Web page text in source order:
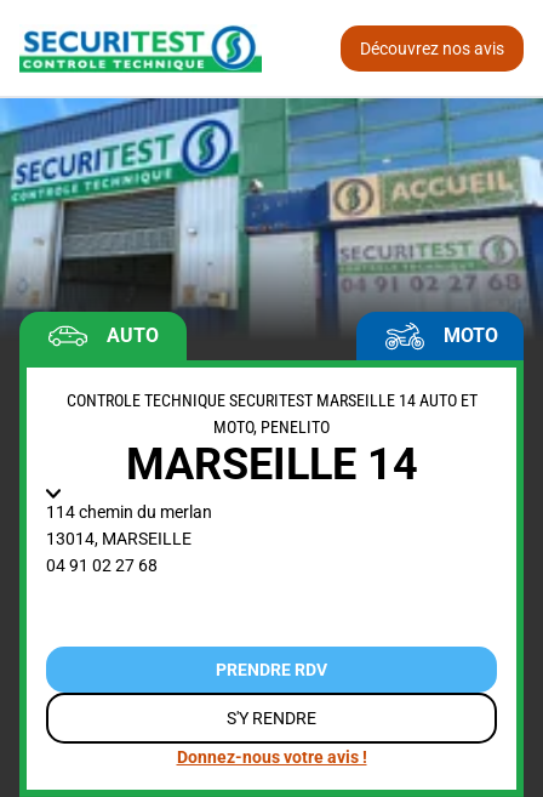
Découvrez nos avis
AUTO MOTO
CONTROLE TECHNIQUE SECURITEST MARSEILLE 14 AUTO ET
MOTO, PENELITO
MARSEILLE 14
114 chemin du merlan
13014, MARSEILLE
04 91 02 27 68
PRENDRE RDV
S'Y RENDRE
Donnez-nous votre avis !